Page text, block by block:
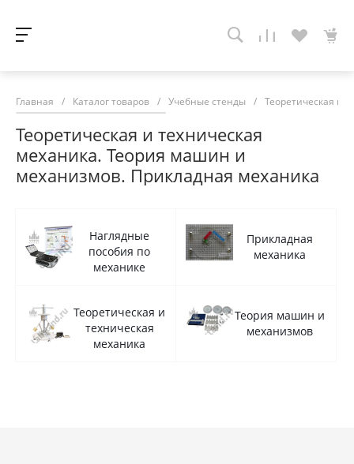
Главная / Каталог товаров / Учебные стенды / Теоретическая и
Теоретическая и техническая
механика. Теория машин и
механизмов. Прикладная механика
Наглядные
пособия по
механике
Прикладная
механика
Теоретическая и
техническая
механика
Теория машин и
механизмов